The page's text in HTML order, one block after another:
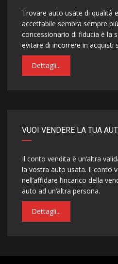
Trovare auto usate di qualità
accettabile sembra sempre
concessionario di fiducia è la
evitare di incorrere in acquisti
Dettagli...
VUOI VENDERE LA TUA
Il conto vendita è un’altra
la vostra auto usata. Il conto
nell’affidare l’incarico della
auto ad un’altra persona.
Dettagli...